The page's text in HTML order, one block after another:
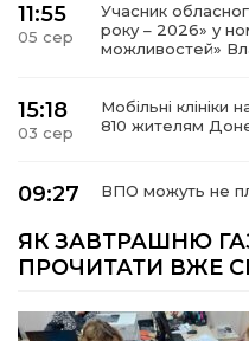
11:55
05 сер
Учасник
року – 2026» у
можливостей»
15:18
03 сер
Мобільні
810 жителям
09:27
ВПО можуть не
комунальних
14:12
Досі ВПО?
внутрішньо
ЯК ЗАВТРАШНЮ
ПРОЧИТАТИ ВЖЕ